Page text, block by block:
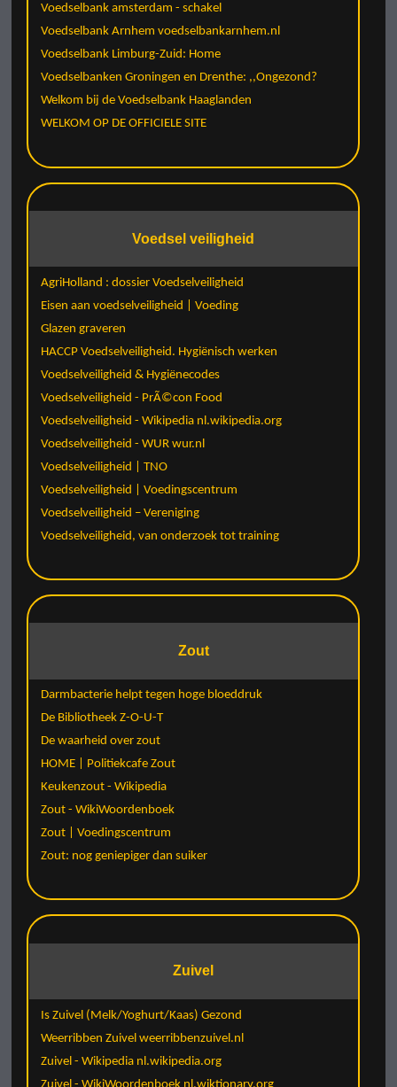
Voedselbank amsterdam - schakel
Voedselbank Arnhem voedselbankarnhem.nl
Voedselbank Limburg-Zuid: Home
Voedselbanken Groningen en Drenthe: ,,Ongezond?
Welkom bij de Voedselbank Haaglanden
WELKOM OP DE OFFICIELE SITE
Voedsel veiligheid
AgriHolland : dossier Voedselveiligheid
Eisen aan voedselveiligheid | Voeding
Glazen graveren
HACCP Voedselveiligheid. Hygiënisch werken
Voedselveiligheid & Hygiënecodes
Voedselveiligheid - PrÃ©con Food
Voedselveiligheid - Wikipedia nl.wikipedia.org
Voedselveiligheid - WUR wur.nl
Voedselveiligheid | TNO
Voedselveiligheid | Voedingscentrum
Voedselveiligheid – Vereniging
Voedselveiligheid, van onderzoek tot training
Zout
Darmbacterie helpt tegen hoge bloeddruk
De Bibliotheek Z-O-U-T
De waarheid over zout
HOME | Politiekcafe Zout
Keukenzout - Wikipedia
Zout - WikiWoordenboek
Zout | Voedingscentrum
Zout: nog geniepiger dan suiker
Zuivel
Is Zuivel (Melk/Yoghurt/Kaas) Gezond
Weerribben Zuivel weerribbenzuivel.nl
Zuivel - Wikipedia nl.wikipedia.org
Zuivel - WikiWoordenboek nl.wiktionary.org